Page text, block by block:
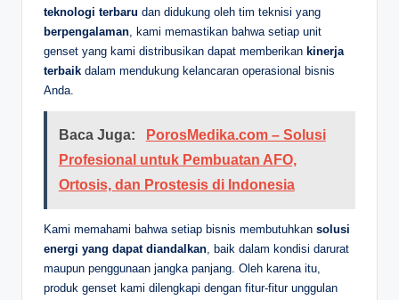
teknologi terbaru dan didukung oleh tim teknisi yang
berpengalaman , kami memastikan bahwa setiap unit
genset yang kami distribusikan dapat memberikan kinerja
terbaik dalam mendukung kelancaran operasional bisnis
Anda.
Baca Juga:
PorosMedika.com – Solusi
Profesional untuk Pembuatan AFO,
Ortosis, dan Prostesis di Indonesia
Kami memahami bahwa setiap bisnis membutuhkan solusi
energi yang dapat diandalkan, baik dalam kondisi darurat
maupun penggunaan jangka panjang. Oleh karena itu,
produk genset kami dilengkapi dengan fitur-fitur unggulan